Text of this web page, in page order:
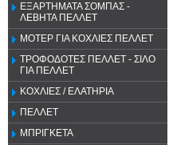
ΕΞΑΡΤΗΜΑΤΑ ΣΟΜΠΑΣ -
ΛΕΒΗΤΑ ΠΕΛΛΕΤ
ΜΟΤΕΡ ΓΙΑ ΚΟΧΛΙΕΣ ΠΕΛΛΕΤ
ΤΡΟΦΟΔΟΤΕΣ ΠΕΛΛΕΤ - ΣΙΛΟ
ΓΙΑ ΠΕΛΛΕΤ
ΚΟΧΛΙΕΣ / ΕΛΑΤΗΡΙΑ
ΠΕΛΛΕΤ
ΜΠΡΙΓΚΕΤΑ